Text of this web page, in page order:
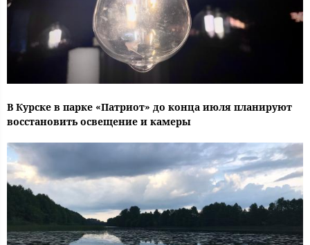
В Курске в парке «Патриот» до конца июля планируют
восстановить освещение и камеры